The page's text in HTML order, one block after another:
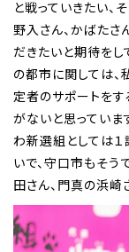
と戦っていきたい、
野入さん、かばた
だきたいと期待をし
の都市に関しては
定者のサポートをす
がないと思っていま
わ新選組としては
いで、守口市もそう
田さん、門真の浜崎